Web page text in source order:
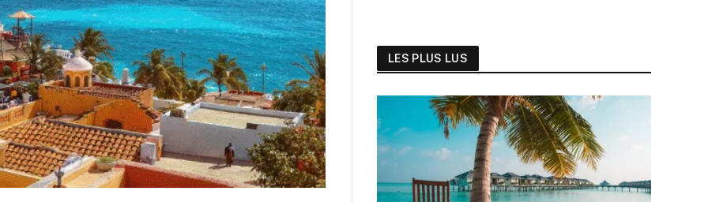
LES PLUS LUS